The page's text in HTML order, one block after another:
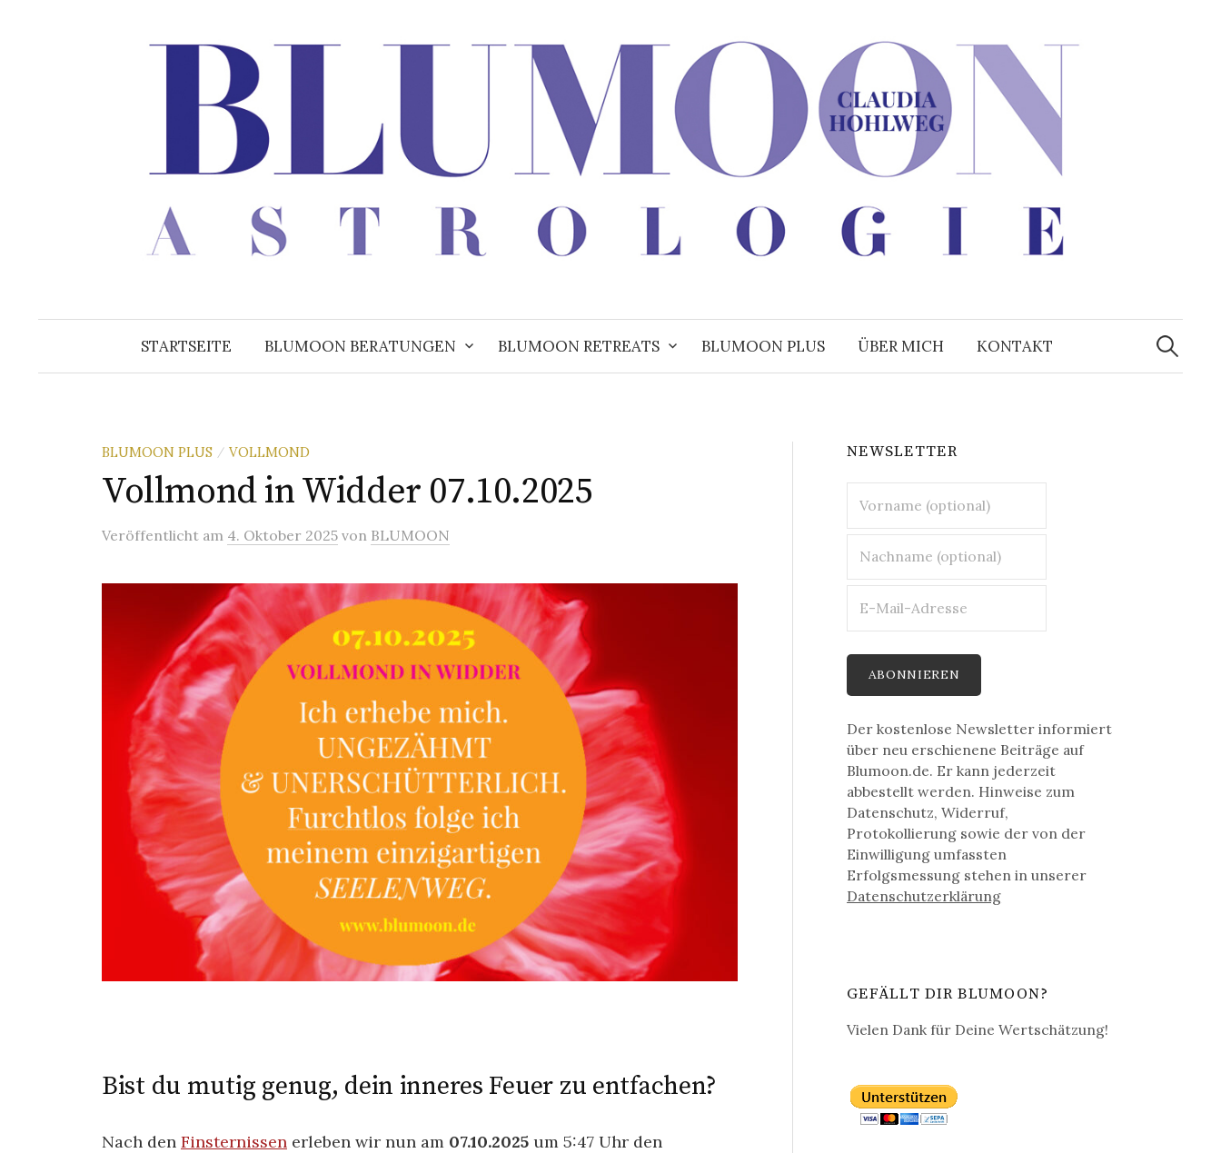
STARTSEITE BLUMOON BERATUNGEN BLUMOON RETREATS BLUMOON PLUS ÜBER MICH KONTAKT
Suchen
nach:
BLUMOON PLUS / VOLLMOND
Vollmond in Widder 07.10.2025
Veröffentlicht am 4. Oktober 2025 von BLUMOON
Bist du mutig genug, dein inneres Feuer zu entfachen?
Nach den Finsternissen erleben wir nun am 07.10.2025 um 5:47 Uhr den
NEWSLETTER
Der kostenlose Newsletter informiert
über neu erschienene Beiträge auf
Blumoon.de. Er kann jederzeit
abbestellt werden. Hinweise zum
Datenschutz, Widerruf,
Protokollierung sowie der von der
Einwilligung umfassten
Erfolgsmessung stehen in unserer
Datenschutz­erklärung
GEFÄLLT DIR BLUMOON?
Vielen Dank für Deine Wertschätzung!